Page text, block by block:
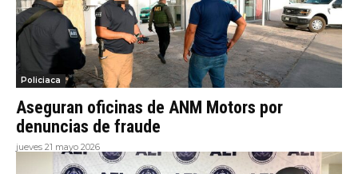
Policiaca
Aseguran oficinas de ANM Motors por
denuncias de fraude
jueves 21 mayo 2026